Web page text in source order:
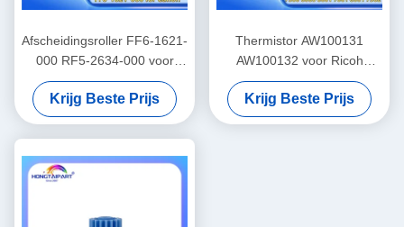
Afscheidingsroller FF6-1621-
000 RF5-2634-000 voor
Canon IR1600 2000 2010
2016 2020 2018 2022 2025
2030 2202 2002 2300 2320
2318 2420 2422 HP
LaserJet 5000 5100
Onderdelen vervanging
Krijg Beste Prijs
Thermistor AW100131
AW100132 voor Ricoh
MP2075 7500 8000 6001
7001 8001 7502 Onderdelen
Krijg Beste Prijs